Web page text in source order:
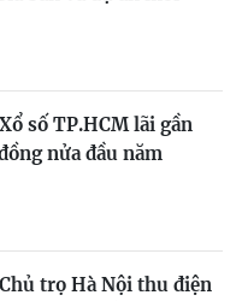
số TP.HCM lãi gần
nửa đầu năm
trọ Hà Nội thu điện